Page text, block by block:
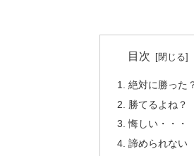
目次
絶対に勝った
勝てるよね？
悔しい・・・
諦められない